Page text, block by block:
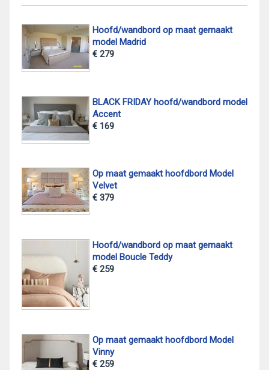
Hoofd/wandbord op maat gemaakt
model Madrid
€ 279
BLACK FRIDAY hoofd/wandbord model
Accent
€ 169
Op maat gemaakt hoofdbord Model
Velvet
€ 379
Hoofd/wandbord op maat gemaakt
model Boucle Teddy
€ 259
Op maat gemaakt hoofdbord Model
Vinny
€ 259